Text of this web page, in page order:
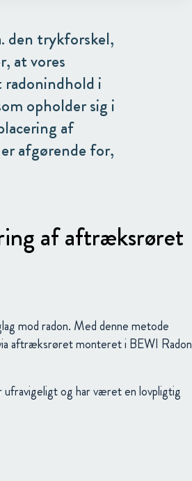
den trykforskel,
at vores
radonindhold i
opholder sig i
af
afgørende for,
af aftræksrøret
mod radon. Med denne metode
aftræksrøret monteret i BEWI Radon
og har været en lovpligtig